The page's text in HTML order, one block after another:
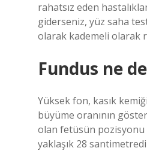
rahatsız eden
giderseniz, yüz saha
olarak kademeli olarak
Fundus ne
Yüksek fon, kasık
büyüme oranının
olan fetüsün pozisyonu
yaklaşık 28